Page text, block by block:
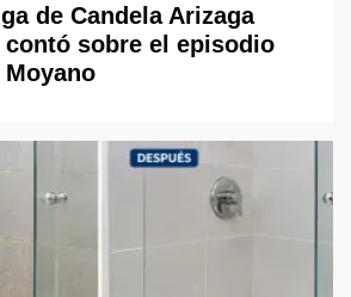
de Candela Arizaga
contó sobre el episodio